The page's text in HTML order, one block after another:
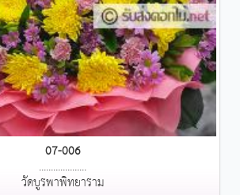
07-006
....................
วัดบูรพาพิทยาราม